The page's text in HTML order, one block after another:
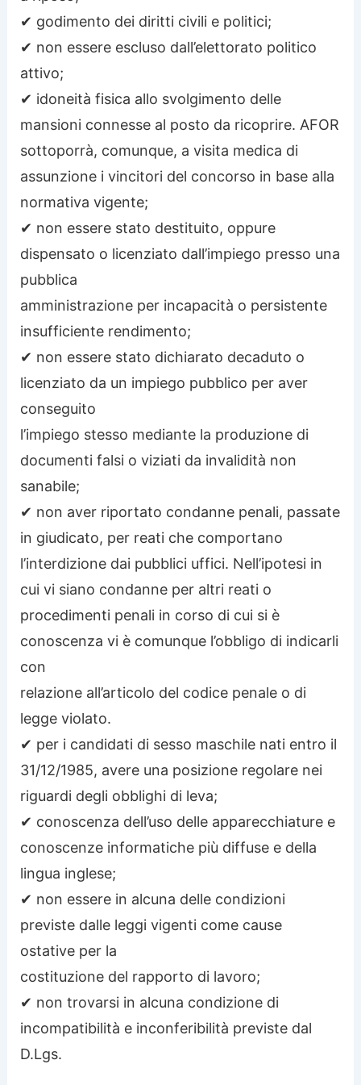
✔ godimento dei diritti civili e politici;
✔ non essere escluso dall’elettorato politico
attivo;
✔ idoneità fisica allo svolgimento delle
mansioni connesse al posto da ricoprire. AFOR
sottoporrà, comunque, a visita medica di
assunzione i vincitori del concorso in base alla
normativa vigente;
✔ non essere stato destituito, oppure
dispensato o licenziato dall’impiego presso una
pubblica
amministrazione per incapacità o persistente
insufficiente rendimento;
✔ non essere stato dichiarato decaduto o
licenziato da un impiego pubblico per aver
conseguito
l’impiego stesso mediante la produzione di
documenti falsi o viziati da invalidità non
sanabile;
✔ non aver riportato condanne penali, passate
in giudicato, per reati che comportano
l’interdizione dai pubblici uffici. Nell’ipotesi in
cui vi siano condanne per altri reati o
procedimenti penali in corso di cui si è
conoscenza vi è comunque l’obbligo di indicarli
con
relazione all’articolo del codice penale o di
legge violato.
✔ per i candidati di sesso maschile nati entro il
31/12/1985, avere una posizione regolare nei
riguardi degli obblighi di leva;
✔ conoscenza dell’uso delle apparecchiature e
conoscenze informatiche più diffuse e della
lingua inglese;
✔ non essere in alcuna delle condizioni
previste dalle leggi vigenti come cause
ostative per la
costituzione del rapporto di lavoro;
✔ non trovarsi in alcuna condizione di
incompatibilità e inconferibilità previste dal
D.Lgs.